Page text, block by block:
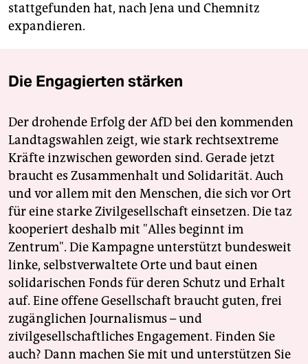
stattgefunden hat, nach Jena und Chemnitz
expandieren.
Die Engagierten stärken
Der drohende Erfolg der AfD bei den kommenden
Landtagswahlen zeigt, wie stark rechtsextreme
Kräfte inzwischen geworden sind. Gerade jetzt
braucht es Zusammenhalt und Solidarität. Auch
und vor allem mit den Menschen, die sich vor Ort
für eine starke Zivilgesellschaft einsetzen. Die taz
kooperiert deshalb mit "Alles beginnt im
Zentrum". Die Kampagne unterstützt bundesweit
linke, selbstverwaltete Orte und baut einen
solidarischen Fonds für deren Schutz und Erhalt
auf. Eine offene Gesellschaft braucht guten, frei
zugänglichen Journalismus – und
zivilgesellschaftliches Engagement. Finden Sie
auch? Dann machen Sie mit und unterstützen Sie